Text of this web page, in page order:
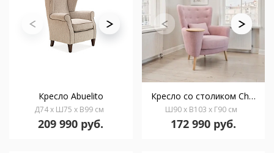
Кресло Abuelito
Д74 x Ш75 x В99 см
209 990 руб.
Кресло со столиком Christie
Ш90 x В103 x Г90 см
172 990 руб.